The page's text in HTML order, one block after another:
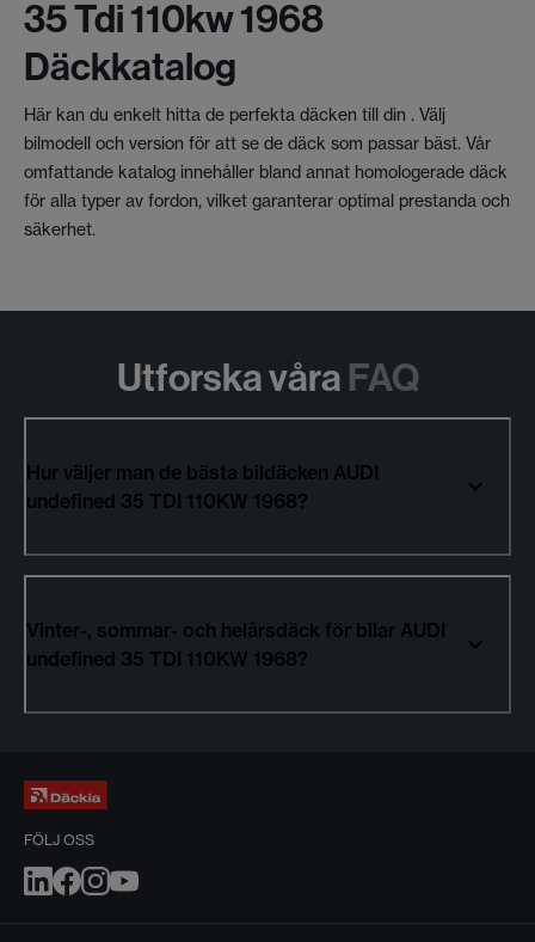
35 Tdi 110kw 1968
Däckkatalog
Här kan du enkelt hitta de perfekta däcken till din . Välj
bilmodell och version för att se de däck som passar bäst. Vår
omfattande katalog innehåller bland annat homologerade däck
för alla typer av fordon, vilket garanterar optimal prestanda och
säkerhet.
Utforska våra FAQ
Hur väljer man de bästa bildäcken AUDI
undefined 35 TDI 110KW 1968?
Vinter-, sommar- och helårsdäck för bilar AUDI
undefined 35 TDI 110KW 1968?
FÖLJ OSS